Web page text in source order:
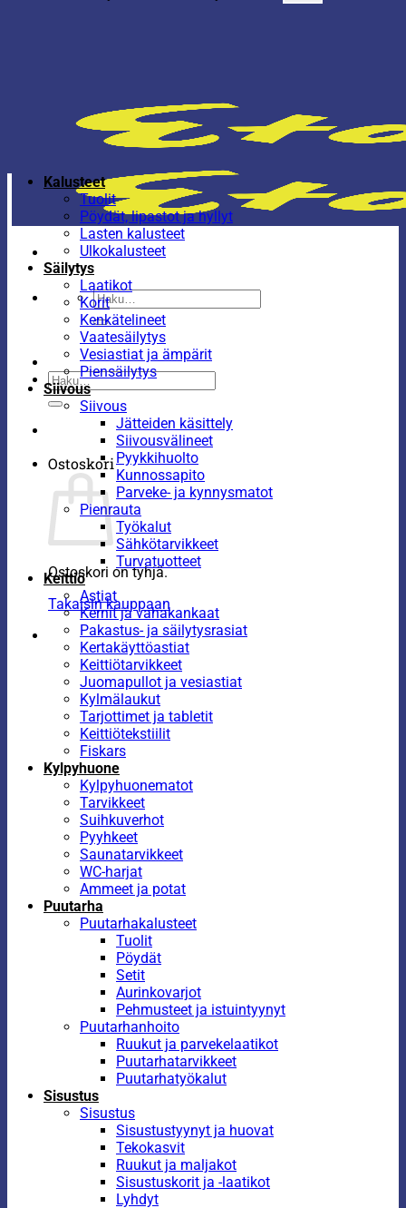
Etsi:
Etsi:
Ostoskori
Ostoskori on tyhjä.
Takaisin kauppaan
Kalusteet
Tuolit
Pöydät, lipastot ja hyllyt
Lasten kalusteet
Ulkokalusteet
Säilytys
Laatikot
Korit
Kenkätelineet
Vaatesäilytys
Vesiastiat ja ämpärit
Piensäilytys
Siivous
Siivous
Jätteiden käsittely
Siivousvälineet
Pyykkihuolto
Kunnossapito
Parveke- ja kynnysmatot
Pienrauta
Työkalut
Sähkötarvikkeet
Turvatuotteet
Keittiö
Astiat
Kernit ja vahakankaat
Pakastus- ja säilytysrasiat
Kertakäyttöastiat
Keittiötarvikkeet
Juomapullot ja vesiastiat
Kylmälaukut
Tarjottimet ja tabletit
Keittiötekstiilit
Fiskars
Kylpyhuone
Kylpyhuonematot
Tarvikkeet
Suihkuverhot
Pyyhkeet
Saunatarvikkeet
WC-harjat
Ammeet ja potat
Puutarha
Puutarhakalusteet
Tuolit
Pöydät
Setit
Aurinkovarjot
Pehmusteet ja istuintyynyt
Puutarhanhoito
Ruukut ja parvekelaatikot
Puutarhatarvikkeet
Puutarhatyökalut
Sisustus
Sisustus
Sisustustyynyt ja huovat
Tekokasvit
Ruukut ja maljakot
Sisustuskorit ja -laatikot
Lyhdyt